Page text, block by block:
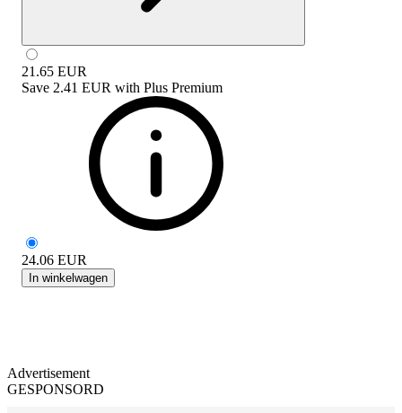
21.65 EUR
Save 2.41 EUR with Plus Premium
24.06 EUR
In winkelwagen
Advertisement
GESPONSORD